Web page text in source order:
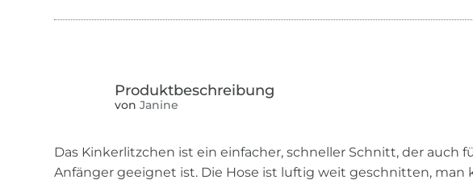
von Janine
Das Kinkerlitzchen ist ein einfacher, schneller Schnitt, der auch
Anfänger geeignet ist. Die Hose ist luftig weit geschnitten, man